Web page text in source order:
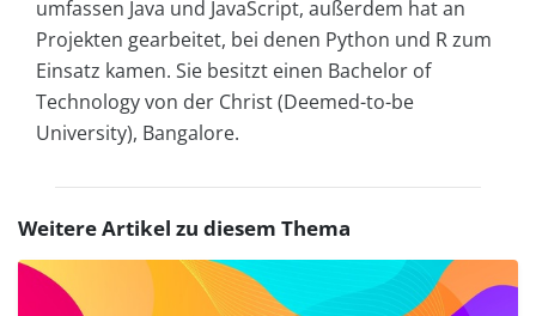
umfassen Java und JavaScript, außerdem hat an
Projekten gearbeitet, bei denen Python und R zum
Einsatz kamen. Sie besitzt einen Bachelor of
Technology von der Christ (Deemed-to-be
University), Bangalore.
Weitere Artikel zu diesem Thema